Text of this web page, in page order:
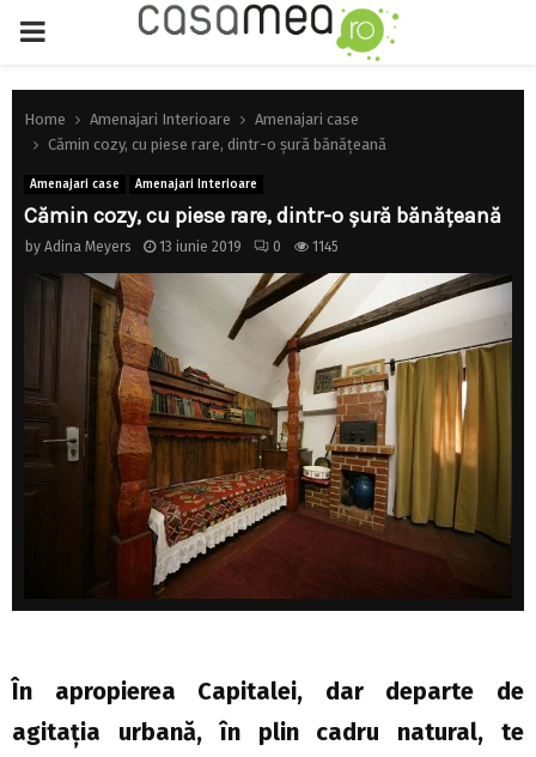
PRIMARY
MENU
Home Amenajari Interioare
Amenajari case
Cămin cozy, cu piese rare, dintr-o şură bănăţeană
Amenajari case Amenajari Interioare
Cămin cozy, cu piese rare, dintr-o şură bănăţeană
by Adina Meyers 13 iunie 2019 0 1145
În apropierea Capitalei, dar departe de
agitaţia urbană, în plin cadru natural, te